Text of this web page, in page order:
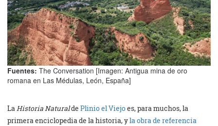
Fuentes: The Conversation [Imagen: Antigua mina de oro
romana en Las Médulas, León, España]
LaHistoria Naturalde Plinio el Viejoes, para muchos, la
primera enciclopedia de la historia, yla obra de referencia